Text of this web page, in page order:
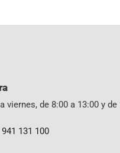
viernes, de 8:00 a 13:00 y
941 131 100